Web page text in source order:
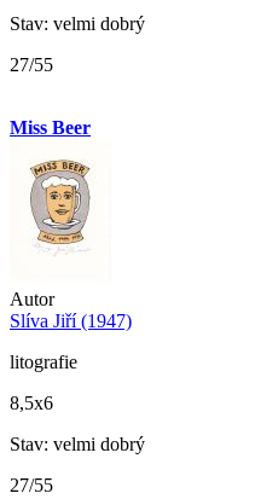
Stav: velmi dobrý
27/55
Miss Beer
Autor
Slíva Jiří (1947)
litografie
8,5x6
Stav: velmi dobrý
27/55